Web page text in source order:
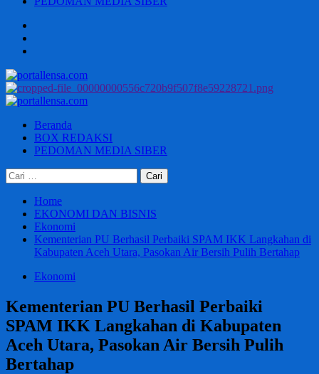
SIBER
Primary
Beranda
BOX REDAKSI
PEDOMAN MEDIA SIBER
Cari
untuk:
Home
EKONOMI DAN BISNIS
Ekonomi
Kementerian PU Berhasil Perbaiki SPAM IKK Langkahan di
Kabupaten Aceh Utara, Pasokan Air Bersih Pulih Bertahap
Ekonomi
Kementerian PU Berhasil Perbaiki
SPAM IKK Langkahan di Kabupaten
Aceh Utara, Pasokan Air Bersih Pulih
Bertahap